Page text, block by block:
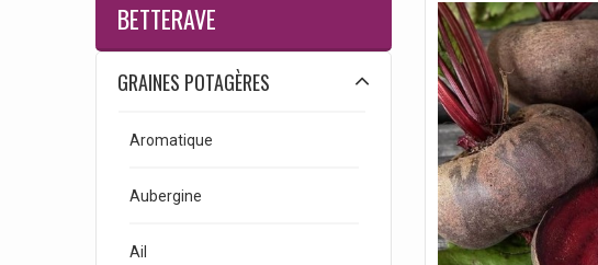
BETTERAVE
GRAINES POTAGÈRES
Aromatique
Aubergine
Ail